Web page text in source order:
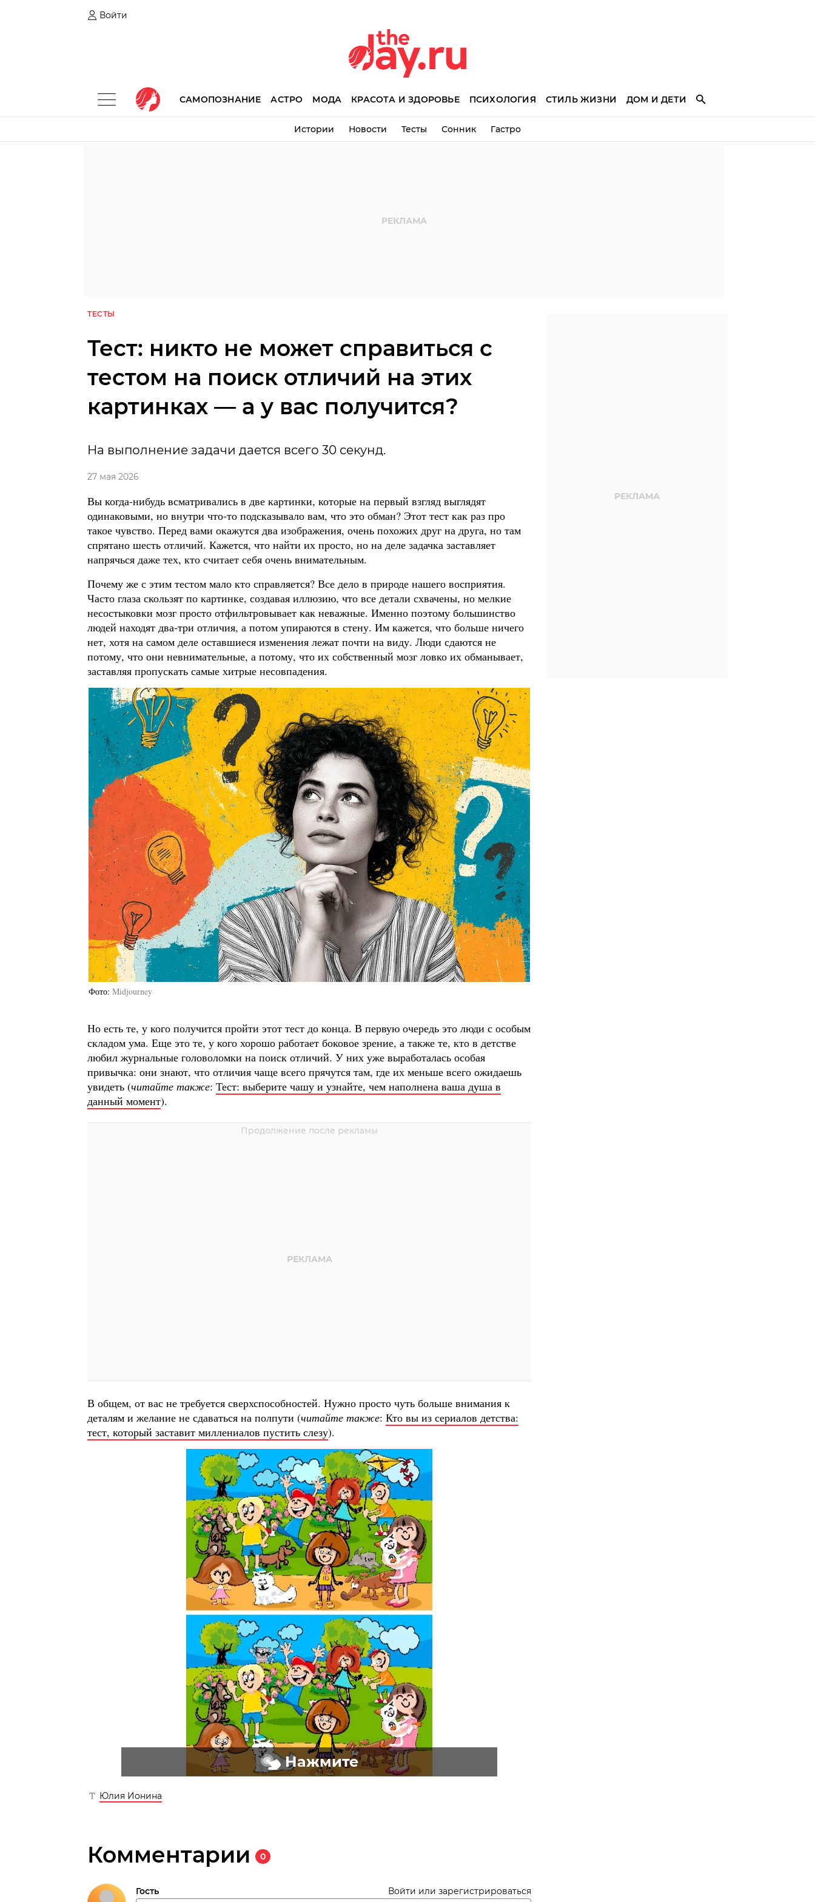
Войти
САМОПОЗНАНИЕ АСТРО МОДА КРАСОТА И ЗДОРОВЬЕ ПСИХОЛОГИЯ СТИЛЬ ЖИЗНИ ДОМ И ДЕТИ
Истории Новости Тесты Сонник Гастро
ТЕСТЫ
Тест: никто не может справиться с
тестом на поиск отличий на этих
картинках — а у вас получится?
На выполнение задачи дается всего 30 секунд.
27 мая 2026
Вы когда-нибудь всматривались в две картинки, которые на первый взгляд выглядят
одинаковыми, но внутри что-то подсказывало вам, что это обман? Этот тест как раз про
такое чувство. Перед вами окажутся два изображения, очень похожих друг на друга, но там
спрятано шесть отличий. Кажется, что найти их просто, но на деле задачка заставляет
напрячься даже тех, кто считает себя очень внимательным.
Почему же с этим тестом мало кто справляется? Все дело в природе нашего восприятия.
Часто глаза скользят по картинке, создавая иллюзию, что все детали схвачены, но мелкие
несостыковки мозг просто отфильтровывает как неважные. Именно поэтому большинство
людей находят два-три отличия, а потом упираются в стену. Им кажется, что больше ничего
нет, хотя на самом деле оставшиеся изменения лежат почти на виду. Люди сдаются не
потому, что они невнимательные, а потому, что их собственный мозг ловко их обманывает,
заставляя пропускать самые хитрые несовпадения.
Фото Midjourney
Но есть те, у кого получится пройти этот тест до конца. В первую очередь это люди с особым
складом ума. Еще это те, у кого хорошо работает боковое зрение, а также те, кто в детстве
любил журнальные головоломки на поиск отличий. У них уже выработалась особая
привычка: они знают, что отличия чаще всего прячутся там, где их меньше всего ожидаешь
увидеть (читайте также: Тест: выберите чашу и узнайте, чем наполнена ваша душа в
данный момент).
В общем, от вас не требуется сверхспособностей. Нужно просто чуть больше внимания к
деталям и желание не сдаваться на полпути (читайте также: Кто вы из сериалов детства:
тест, который заставит миллениалов пустить слезу).
Нажмите
Юлия Ионина
Комментарии 0
Гость Войти или зарегистрироваться